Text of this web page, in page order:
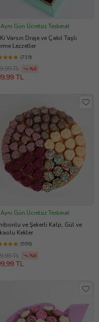
Aynı Gün Ücretsiz Teslimat
Varsın Draje ve Çakıl Taşlı
Lezzetler
(719)
TL %8
TL
Aynı Gün Ücretsiz Teslimat
ve Şekerli Kalp, Gül ve
Kekler
(590)
TL %8
TL